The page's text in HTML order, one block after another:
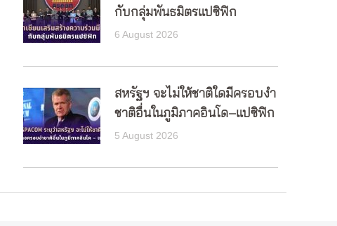
กับกลุ่มพันธมิตรแปซิฟิก
6 August 2026
สหรัฐฯ จะไม่ให้ชาติใดมีครอบงำ
ชาติอื่นในภูมิภาคอินโด–แปซิฟิก
5 August 2026